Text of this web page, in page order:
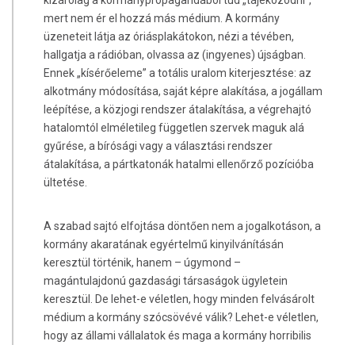
mert nem ér el hozzá más médium. A kormány
üzeneteit látja az óriásplakátokon, nézi a tévében,
hallgatja a rádióban, olvassa az (ingyenes) újságban.
Ennek „kísérőeleme” a totális uralom kiterjesztése: az
alkotmány módosítása, saját képre alakítása, a jogállam
leépítése, a közjogi rendszer átalakítása, a végrehajtó
hatalomtól elméletileg független szervek maguk alá
gyűrése, a bírósági vagy a választási rendszer
átalakítása, a pártkatonák hatalmi ellenőrző pozícióba
ültetése.
A szabad sajtó elfojtása döntően nem a jogalkotáson, a
kormány akaratának egyértelmű kinyilvánításán
keresztül történik, hanem – úgymond –
magántulajdonú gazdasági társaságok ügyletein
keresztül. De lehet-e véletlen, hogy minden felvásárolt
médium a kormány szócsövévé válik? Lehet-e véletlen,
hogy az állami vállalatok és maga a kormány horribilis